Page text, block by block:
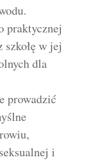
praktycznej
w jej
dla
prowadzić
i